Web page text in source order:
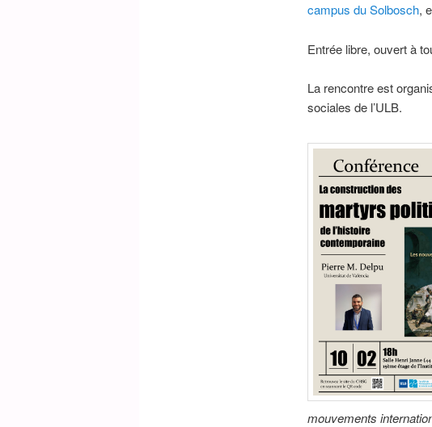
campus du Solbosch,
Entrée libre, ouvert à
La rencontre est
sociales de l’ULB.
mouvements